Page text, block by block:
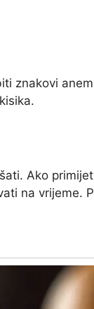
znakovi
Ako
na vrijeme.